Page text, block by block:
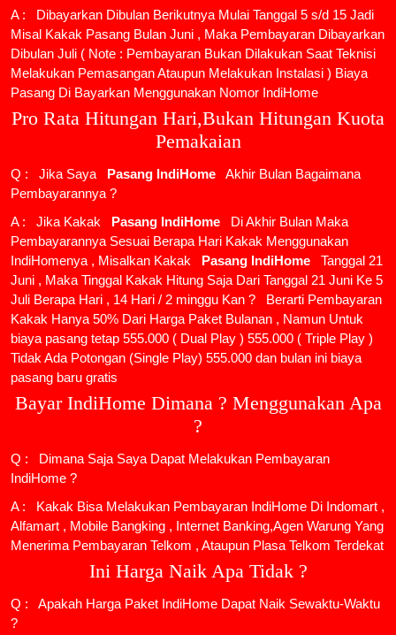
A : Dibayarkan Dibulan Berikutnya Mulai Tanggal 5 s/d 15 Jadi
Misal Kakak Pasang Bulan Juni , Maka Pembayaran Dibayarkan
Dibulan Juli ( Note : Pembayaran Bukan Dilakukan Saat Teknisi
Melakukan Pemasangan Ataupun Melakukan Instalasi ) Biaya
Pasang Di Bayarkan Menggunakan Nomor IndiHome
Pro Rata Hitungan Hari,Bukan Hitungan Kuota
Pemakaian
Q : Jika Saya Pasang IndiHome
Akhir Bulan Bagaimana
Pembayarannya ?
A : Jika Kakak
Pasang IndiHome
Di Akhir Bulan Maka
Pembayarannya Sesuai Berapa Hari Kakak Menggunakan
IndiHomenya , Misalkan Kakak
Pasang IndiHome
Tanggal 21
Juni , Maka Tinggal Kakak Hitung Saja Dari Tanggal 21 Juni Ke 5
Juli Berapa Hari , 14 Hari / 2 minggu Kan ? Berarti Pembayaran
Kakak Hanya 50% Dari Harga Paket Bulanan , Namun Untuk
biaya pasang tetap 555.000 ( Dual Play ) 555.000 ( Triple Play )
Tidak Ada Potongan (Single Play) 555.000 dan bulan ini biaya
pasang baru gratis
Bayar IndiHome Dimana ? Menggunakan Apa
?
Q : Dimana Saja Saya Dapat Melakukan Pembayaran
IndiHome ?
A : Kakak Bisa Melakukan Pembayaran IndiHome Di Indomart ,
Alfamart , Mobile Bangking , Internet Banking,Agen Warung Yang
Menerima Pembayaran Telkom , Ataupun Plasa Telkom Terdekat
Ini Harga Naik Apa Tidak ?
Q : Apakah Harga Paket IndiHome Dapat Naik Sewaktu-Waktu
?